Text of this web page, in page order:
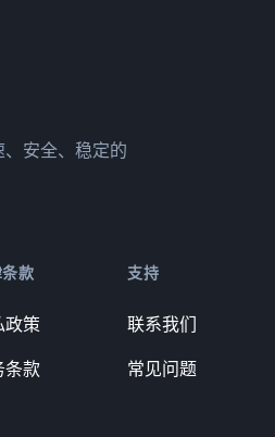
安全、稳定的
款
政策
条款
支持
联系我们
常见问题